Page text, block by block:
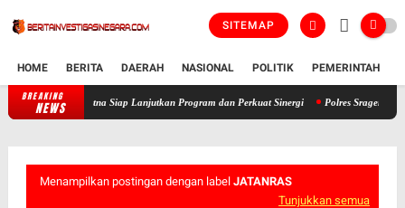
SITEMAP
HOME BERITA DAERAH NASIONAL POLITIK PEMERINTAH
BREAKING
NEWS
AKBP Ratna Siap Lanjutkan Program dan Perkuat Sinergi Polres Sragen Bongkar
Menampilkan postingan dengan label JATANRAS
Tunjukkan semua